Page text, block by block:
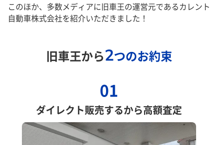
このほか、多数メディアに旧車王の運営元であるカレント
自動車株式会社を紹介いただきました！
旧車王から2つのお約束
01
ダイレクト販売するから高額査定